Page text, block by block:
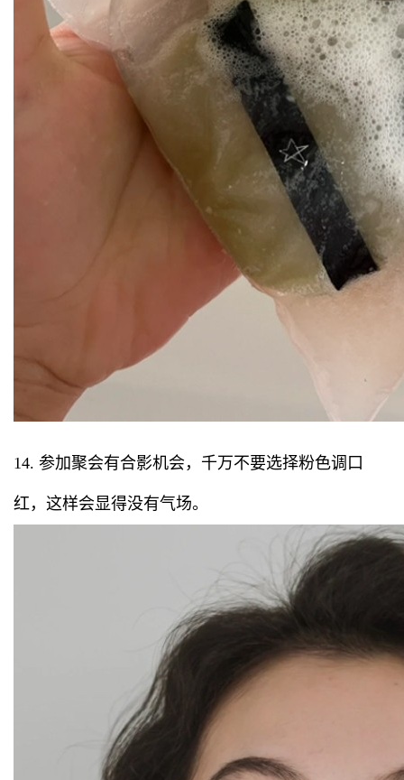
14. 参加聚会有合影机会，千万不要选择粉色调口
红，这样会显得没有气场。